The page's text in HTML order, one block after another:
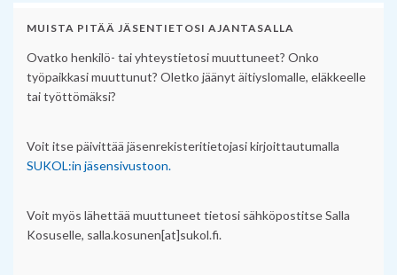
MUISTA PITÄÄ JÄSENTIETOSI AJANTASALLA
Ovatko henkilö- tai yhteystietosi muuttuneet? Onko
työpaikkasi muuttunut? Oletko jäänyt äitiyslomalle, eläkkeelle
tai työttömäksi?
Voit itse päivittää jäsenrekisteritietojasi kirjoittautumalla
SUKOL:in jäsensivustoon.
Voit myös lähettää muuttuneet tietosi sähköpostitse Salla
Kosuselle, salla.kosunen[at]sukol.fi.